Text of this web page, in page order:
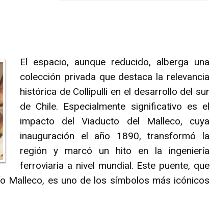
El espacio, aunque reducido, alberga una
colección privada que destaca la relevancia
histórica de Collipulli en el desarrollo del sur
de Chile. Especialmente significativo es el
impacto del Viaducto del Malleco, cuya
inauguración el año 1890, transformó la
región y marcó un hito en la ingeniería
ferroviaria a nivel mundial. Este puente, que
Malleco, es uno de los símbolos más icónicos